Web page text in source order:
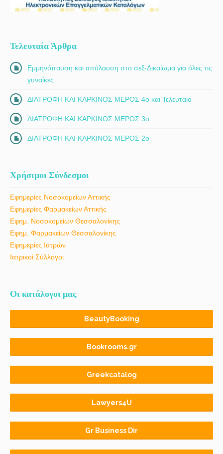
Τελευταία Άρθρα
Εμμηνόπαυση και απόλαυση στο σεξ-Δικαίωμα για όλες τις
γυναίκες
ΔΙΑΤΡΟΦΗ ΚΑΙ ΚΑΡΚΙΝΟΣ ΜΕΡΟΣ 4ο και Τελευταίο
ΔΙΑΤΡΟΦΗ ΚΑΙ ΚΑΡΚΙΝΟΣ ΜΕΡΟΣ 3ο
ΔΙΑΤΡΟΦΗ ΚΑΙ ΚΑΡΚΙΝΟΣ ΜΕΡΟΣ 2ο
Χρήσιμοι Σύνδεσμοι
Εφημερίες Νοσοκομείων Αττικής
Εφημερίες Φαρμακείων Αττικής
Εφημ. Νοσοκομείων Θεσσαλονίκης
Εφημ. Φαρμακείων Θεσσαλονίκης
Εφημερίες Ιατρών
Ιατρικοί Σύλλογοι
Οι κατάλογοι μας
BeautyBooking
Bookrooms.gr
Greekcatalog
Lawyers4U
Gr Business Dir